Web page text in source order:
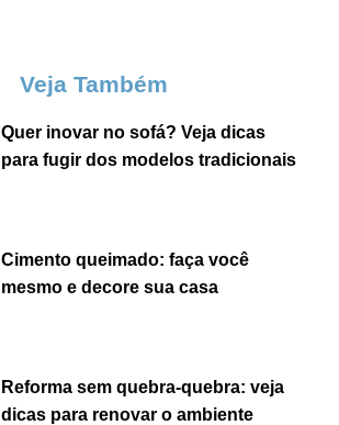
Veja Também
Quer inovar no sofá? Veja dicas
para fugir dos modelos tradicionais
Cimento queimado: faça você
mesmo e decore sua casa
Reforma sem quebra-quebra: veja
dicas para renovar o ambiente